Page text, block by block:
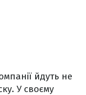
йдуть не
У своєму